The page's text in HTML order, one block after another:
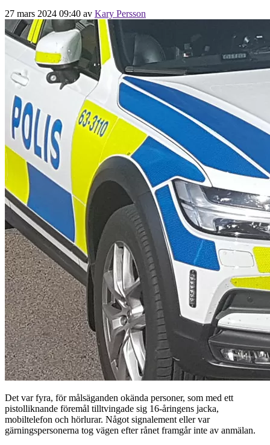
27 mars 2024 09:40 av Kary Persson
Det var fyra, för målsäganden okända personer, som med ett
pistolliknande föremål tilltvingade sig 16-åringens jacka,
mobiltelefon och hörlurar. Något signalement eller var
gärningspersonerna tog vägen efter rånet framgår inte av anmälan.